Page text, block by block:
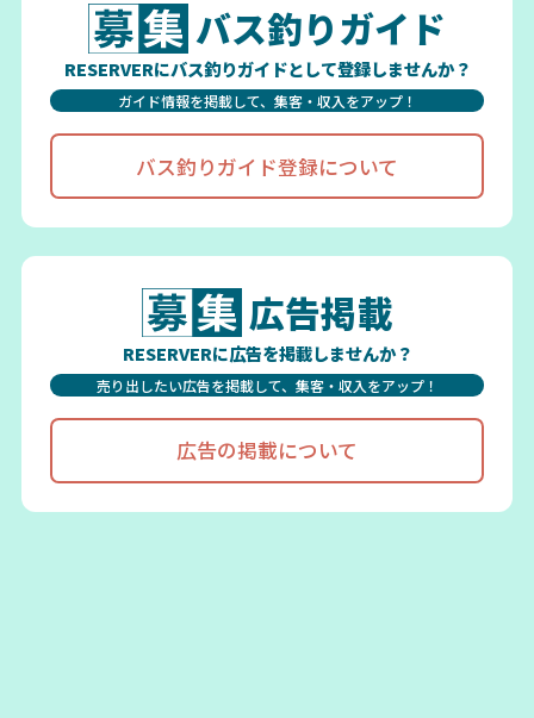
バス釣りガイド
RESERVERにバス釣りガイドとして登録しませんか？
ガイド情報を掲載して、集客・収入をアップ！
バス釣りガイド登録について
広告掲載
RESERVERに広告を掲載しませんか？
売り出したい広告を掲載して、集客・収入をアップ！
広告の掲載について